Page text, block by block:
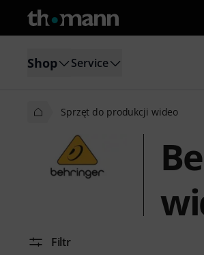
Shop Service
Sprzęt do produkcji wideo
Filtr